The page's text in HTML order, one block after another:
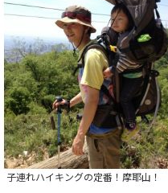
子連れハイキングの定番！摩耶山！